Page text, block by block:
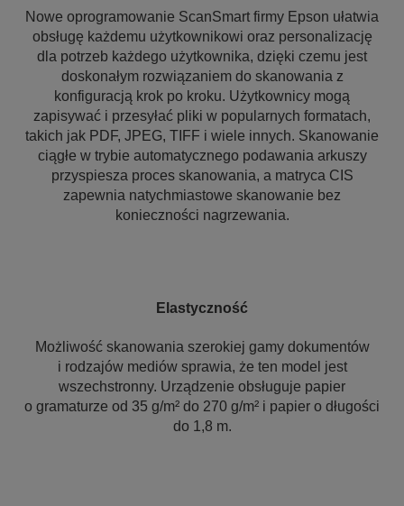
Nowe oprogramowanie ScanSmart firmy Epson ułatwia
obsługę każdemu użytkownikowi oraz personalizację
dla potrzeb każdego użytkownika, dzięki czemu jest
doskonałym rozwiązaniem do skanowania z
konfiguracją krok po kroku. Użytkownicy mogą
zapisywać i przesyłać pliki w popularnych formatach,
takich jak PDF, JPEG, TIFF i wiele innych. Skanowanie
ciągłe w trybie automatycznego podawania arkuszy
przyspiesza proces skanowania, a matryca CIS
zapewnia natychmiastowe skanowanie bez
konieczności nagrzewania.
Elastyczność
Możliwość skanowania szerokiej gamy dokumentów
i rodzajów mediów sprawia, że ten model jest
wszechstronny. Urządzenie obsługuje papier
o gramaturze od 35 g/m² do 270 g/m² i papier o długości
do 1,8 m.